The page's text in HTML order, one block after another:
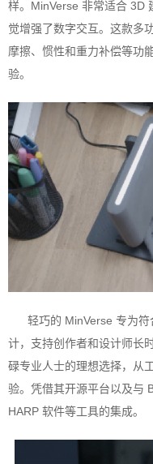
样。MinVerse 非常适合 3D
觉增强了数字交互。这款多
摩擦、惯性和重力补偿等功
验。
轻巧的 MinVerse 专为符
计，支持创作者和设计师长
碌专业人士的理想选择，从
验。凭借其开源平台以及与
HARP 软件等工具的集成。